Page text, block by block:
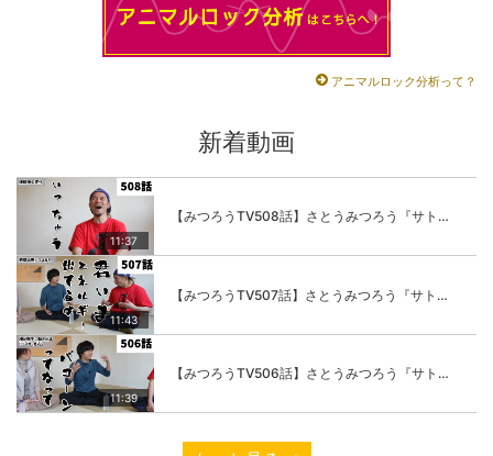
アニマルロック分析って？
新着動画
11:37
【みつろうTV508話】さとうみつろう『サトレル男塾』編④「“毎日”が変わります。楽しく」
11:43
【みつろうTV507話】さとうみつろう『サトレル男塾』編③「快楽は“自分のカラダの内側”にしかない」
11:39
【みつろうTV506話】さとうみつろう『サトレル男塾』編②「不思議な棒をお尻に…」